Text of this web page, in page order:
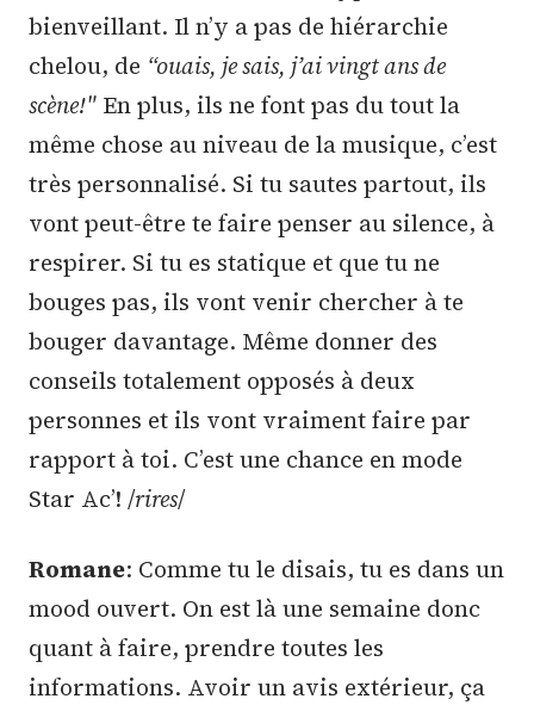
bienveillant. Il n’y a pas de hiérarchie
chelou, de “ouais, je sais, j’ai vingt ans de
scène!" En plus, ils ne font pas du tout la
même chose au niveau de la musique, c’est
très personnalisé. Si tu sautes partout, ils
vont peut-être te faire penser au silence, à
respirer. Si tu es statique et que tu ne
bouges pas, ils vont venir chercher à te
bouger davantage. Même donner des
conseils totalement opposés à deux
personnes et ils vont vraiment faire par
rapport à toi. C’est une chance en mode
Star Ac’! /rires/
Romane: Comme tu le disais, tu es dans un
mood ouvert. On est là une semaine donc
quant à faire, prendre toutes les
informations. Avoir un avis extérieur, ça